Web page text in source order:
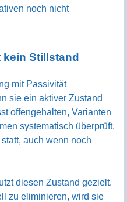
noch nicht
Stillstand
mit Passivität
sie ein aktiver Zustand
offengehalten, Varianten
systematisch überprüft.
auch wenn noch
diesen Zustand gezielt.
zu eliminieren, wird sie